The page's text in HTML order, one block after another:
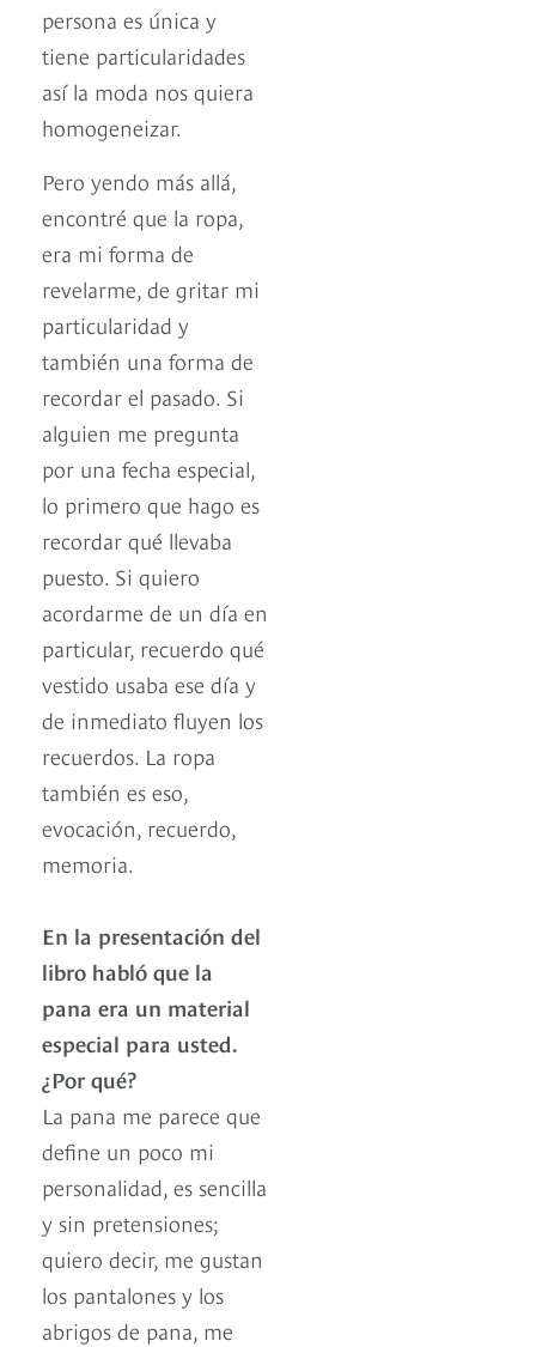
persona es única y
tiene particularidades
así la moda nos quiera
homogeneizar.
Pero yendo más allá,
encontré que la ropa,
era mi forma de
revelarme, de gritar mi
particularidad y
también una forma de
recordar el pasado. Si
alguien me pregunta
por una fecha especial,
lo primero que hago es
recordar qué llevaba
puesto. Si quiero
acordarme de un día en
particular, recuerdo qué
vestido usaba ese día y
de inmediato fluyen los
recuerdos. La ropa
también es eso,
evocación, recuerdo,
memoria.
En la presentación del
libro habló que la
pana era un material
especial para usted.
¿Por qué?
La pana me parece que
define un poco mi
personalidad, es sencilla
y sin pretensiones;
quiero decir, me gustan
los pantalones y los
abrigos de pana, me